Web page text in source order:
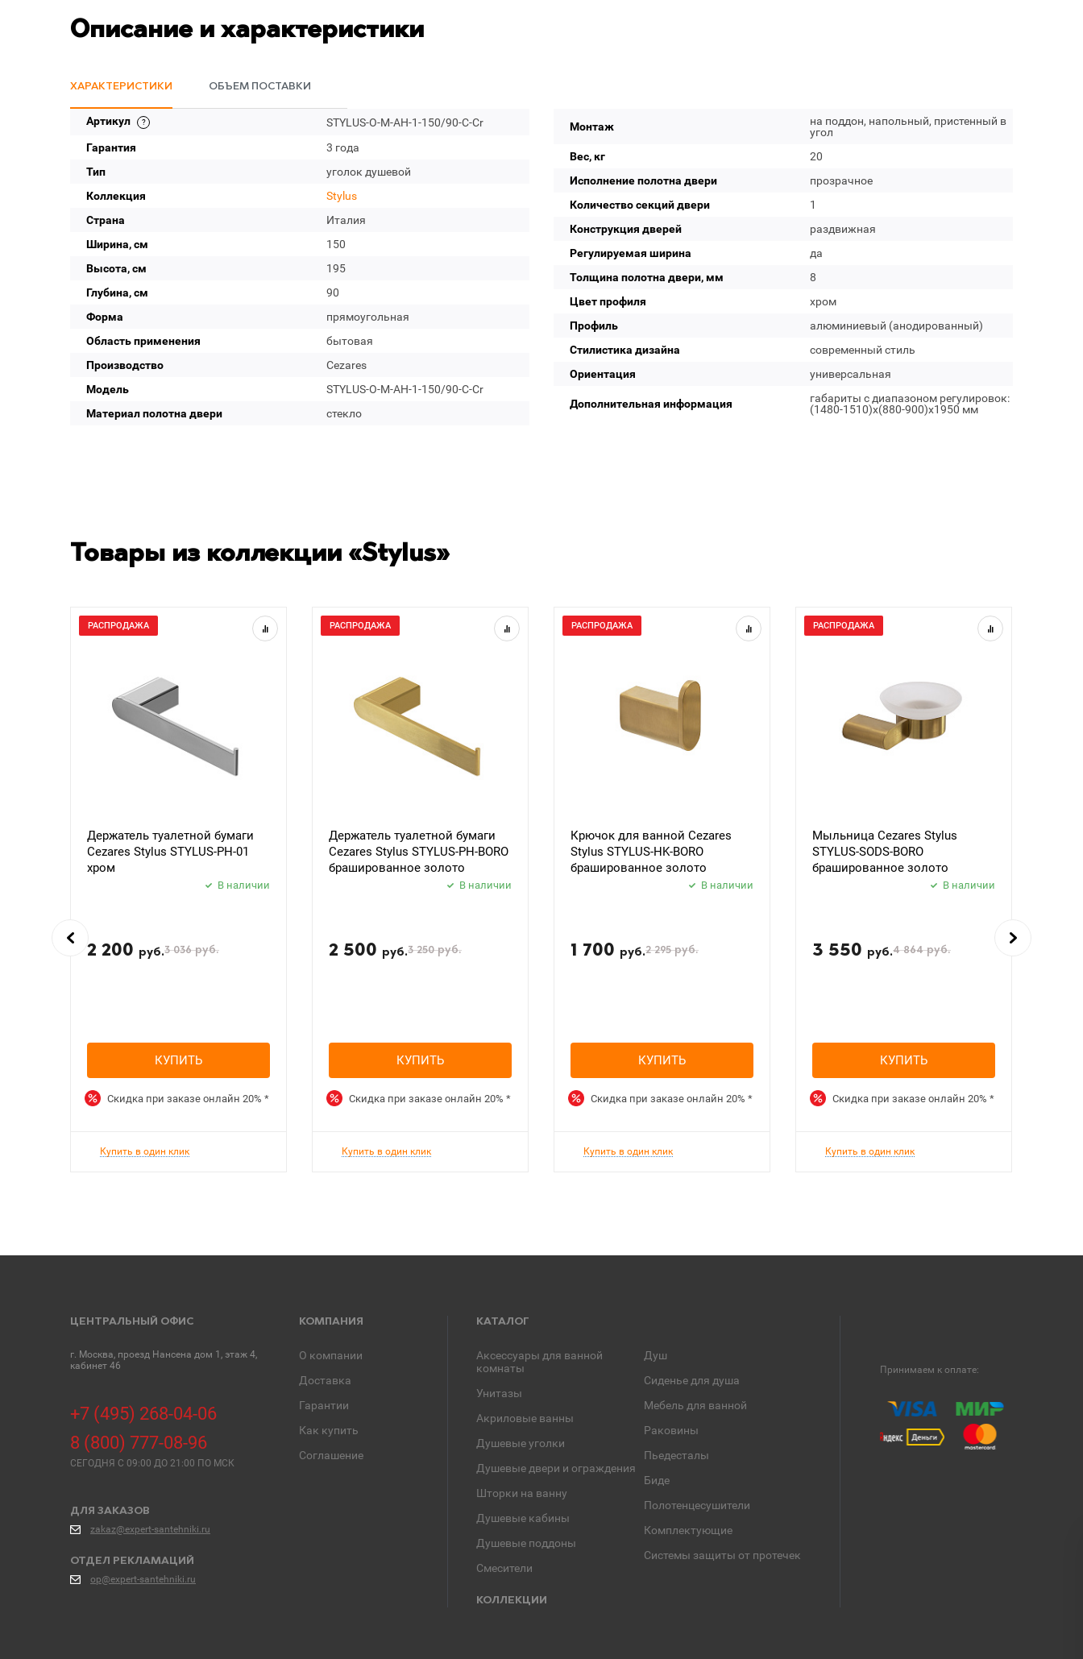
Описание и характеристики
ХАРАКТЕРИСТИКИ ОБЪЕМ ПОСТАВКИ
Артикул
STYLUS-O-M-AH-1-150/90-C-Cr
Гарантия
3 года
Тип
уголок душевой
Коллекция
Stylus
Страна
Италия
Ширина, см
150
Высота, см
195
Глубина, см
90
Форма
прямоугольная
Область применения
бытовая
Производство
Cezares
Модель
STYLUS-O-M-AH-1-150/90-C-Cr
Материал полотна двери
стекло
Монтаж
на поддон, напольный, пристенный в
угол
Вес, кг
20
Исполнение полотна двери
прозрачное
Количество секций двери
1
Конструкция дверей
раздвижная
Регулируемая ширина
да
Толщина полотна двери, мм
8
Цвет профиля
хром
Профиль
алюминиевый (анодированный)
Стилистика дизайна
современный стиль
Ориентация
универсальная
Дополнительная информация
габариты с диапазоном регулировок:
(1480-1510)х(880-900)х1950 мм
Товары из коллекции «Stylus»
РАСПРОДАЖА
Держатель туалетной бумаги
Cezares Stylus STYLUS-PH-01
хром
В наличии
2 200 руб.3 036руб.
КУПИТЬ
Скидка при заказе онлайн 20% *
Купить в один клик
РАСПРОДАЖА
Держатель туалетной бумаги
Cezares Stylus STYLUS-PH-BORO
брашированное золото
В наличии
2 500 руб.3 250руб.
КУПИТЬ
Скидка при заказе онлайн 20% *
Купить в один клик
РАСПРОДАЖА
Крючок для ванной Cezares
Stylus STYLUS-HK-BORO
брашированное золото
В наличии
1 700 руб.2 295руб.
КУПИТЬ
Скидка при заказе онлайн 20% *
Купить в один клик
РАСПРОДАЖА
Мыльница Cezares Stylus
STYLUS-SODS-BORO
брашированное золото
В наличии
3 550 руб.4 864руб.
КУПИТЬ
Скидка при заказе онлайн 20% *
Купить в один клик
ЦЕНТРАЛЬНЫЙ ОФИС
г. Москва, проезд Нансена дом 1, этаж 4,
кабинет 46
+7 (495) 268-04-06
8 (800) 777-08-96
СЕГОДНЯ C 09:00 ДО 21:00 ПО МСК
ДЛЯ ЗАКАЗОВ
zakaz@expert-santehniki.ru
ОТДЕЛ РЕКЛАМАЦИЙ
op@expert-santehniki.ru
КОМПАНИЯ
О компании
Доставка
Гарантии
Как купить
Соглашение
КАТАЛОГ
Аксессуары для ванной
комнаты
Унитазы
Акриловые ванны
Душевые уголки
Душевые двери и ограждения
Шторки на ванну
Душевые кабины
Душевые поддоны
Смесители
Душ
Сиденье для душа
Мебель для ванной
Раковины
Пьедесталы
Биде
Полотенцесушители
Комплектующие
Системы защиты от протечек
КОЛЛЕКЦИИ
Принимаем к оплате: